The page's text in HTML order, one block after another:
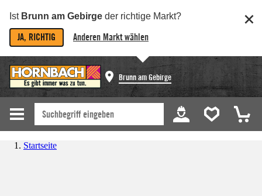
Ist Brunn am Gebirge der richtige Markt?
JA, RICHTIG Anderen Markt wählen
Brunn am Gebirge
Startseite